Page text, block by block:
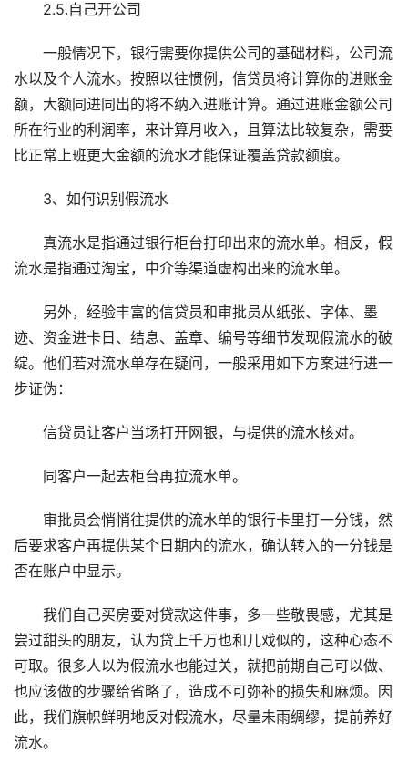
2.5.自己开公司
一般情况下，银行需要你提供公司的基础材料，公司流
水以及个人流水。按照以往惯例，信贷员将计算你的进账金
额，大额同进同出的将不纳入进账计算。通过进账金额公司
所在行业的利润率，来计算月收入，且算法比较复杂，需要
比正常上班更大金额的流水才能保证覆盖贷款额度。
3、如何识别假流水
真流水是指通过银行柜台打印出来的流水单。相反，假
流水是指通过淘宝，中介等渠道虚构出来的流水单。
另外，经验丰富的信贷员和审批员从纸张、字体、墨
迹、资金进卡日、结息、盖章、编号等细节发现假流水的破
绽。他们若对流水单存在疑问，一般采用如下方案进行进一
步证伪：
信贷员让客户当场打开网银，与提供的流水核对。
同客户一起去柜台再拉流水单。
审批员会悄悄往提供的流水单的银行卡里打一分钱，然
后要求客户再提供某个日期内的流水，确认转入的一分钱是
否在账户中显示。
我们自己买房要对贷款这件事，多一些敬畏感，尤其是
尝过甜头的朋友，认为贷上千万也和儿戏似的，这种心态不
可取。很多人以为假流水也能过关，就把前期自己可以做、
也应该做的步骤给省略了，造成不可弥补的损失和麻烦。因
此，我们旗帜鲜明地反对假流水，尽量未雨绸缪，提前养好
流水。